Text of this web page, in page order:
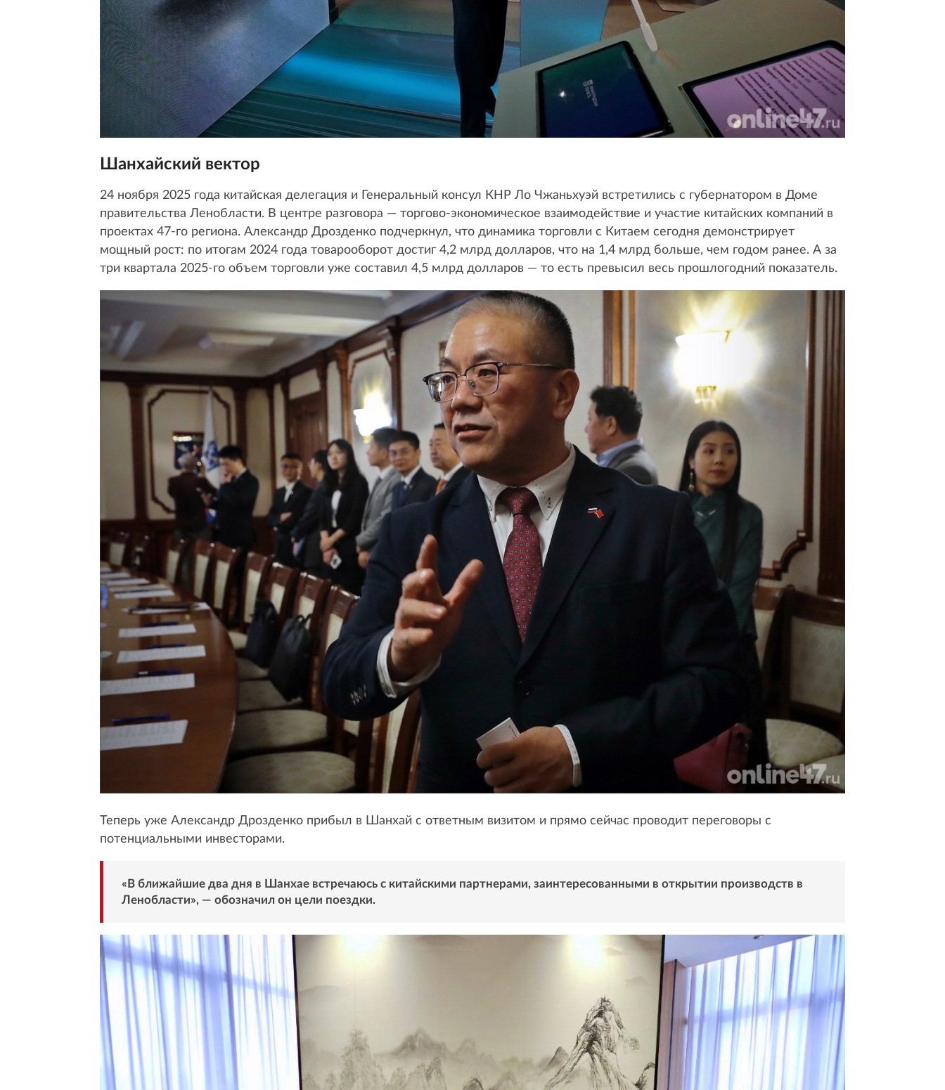
Шанхайский вектор
24 ноября 2025 года китайская делегация и Генеральный консул КНР Ло Чжаньхуэй встретились с губернатором в Доме
правительства Ленобласти. В центре разговора — торгово-экономическое взаимодействие и участие китайских компаний в
проектах 47-го региона. Александр Дрозденко подчеркнул, что динамика торговли с Китаем сегодня демонстрирует
мощный рост: по итогам 2024 года товарооборот достиг 4,2 млрд долларов, что на 1,4 млрд больше, чем годом ранее. А за
три квартала 2025-го объем торговли уже составил 4,5 млрд долларов — то есть превысил весь прошлогодний показатель.
Теперь уже Александр Дрозденко прибыл в Шанхай с ответным визитом и прямо сейчас проводит переговоры с
потенциальными инвесторами.
«В ближайшие два дня в Шанхае встречаюсь с китайскими партнерами, заинтересованными в открытии производств в
Ленобласти», — обозначил он цели поездки.